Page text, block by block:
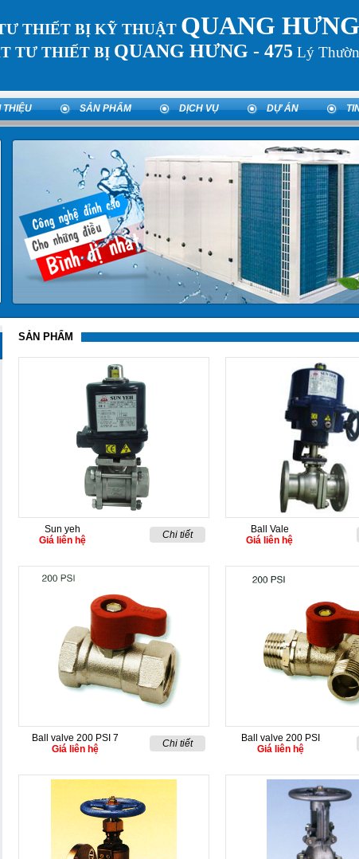
THIẾT BỊ KỸ THUẬT QUANG HƯNG
TƯ THIẾT BỊ QUANG HƯNG - 475 Lý
THIỆU SẢN PHẨM DỊCH VỤ DỰ ÁN
SẢN PHẨM
Sun yeh
Giá liên hệ
Chi tiết
Ball Vale
Giá liên hệ
Ball valve 200 PSI 7
Giá liên hệ
Chi tiết
Ball valve 200 PSI
Giá liên hệ